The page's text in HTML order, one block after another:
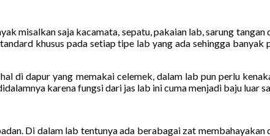
misalkan saja kacamata, sepatu, pakaian lab, sarung tangan
khusus pada setiap tipe lab yang ada sehingga
di dapur yang memakai celemek, dalam lab pun perlu
karena fungsi dari jas lab ini cuma menjadi baju luar
Di dalam lab tentunya ada berabagai zat